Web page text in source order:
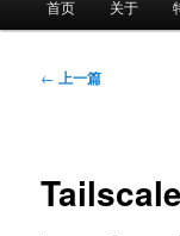
首页 关于
文
← 上一篇